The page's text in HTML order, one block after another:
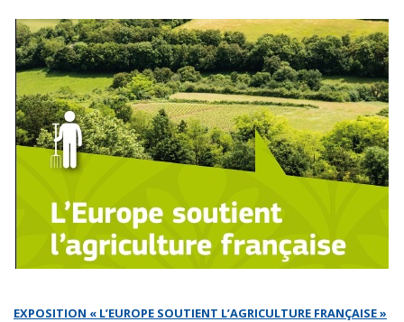
EXPOSITION « L’EUROPE SOUTIENT L’AGRICULTURE FRANÇAISE »